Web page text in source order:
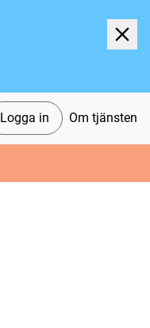
Logga in Om tjänsten